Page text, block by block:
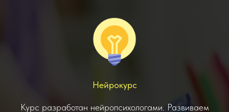
Нейрокурс
Курс разработан нейропсихологами. Развиваем
ЧЕМ БОЛЬШЕ ДНЕЙ,
ТЕМ МЕНЬШЕ ЦЕНА!
НЕ ЗАБУДЬТЕ ЗАПИСАТЬСЯ ЗАРАНЕЕ:
НАЧАЛУ ЛЕТАОНИ МОГУТ БЫТЬ